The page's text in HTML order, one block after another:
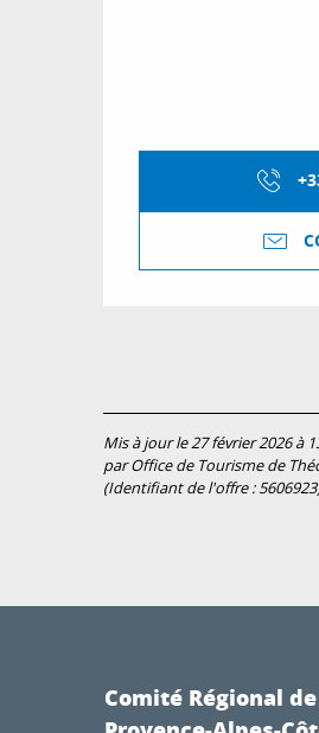
Mis à jour le 27 février 2026 à
par Office de Tourisme de
(Identifiant de l'offre :5606923
Comité Régional